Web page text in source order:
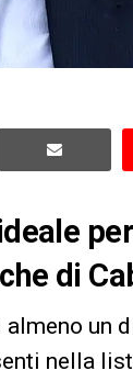
di
un
nella